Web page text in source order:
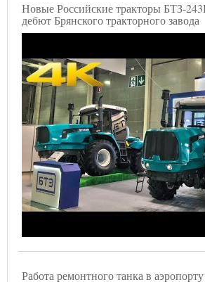
Новые Российские тракторы БТЗ-
дебют Брянского тракторного завода
Работа ремонтного танка в